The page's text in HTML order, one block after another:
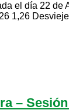
día 22
1,26
– Sesión